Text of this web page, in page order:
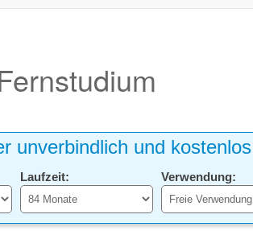
unverbindlich und
Laufzeit: Verwendung: